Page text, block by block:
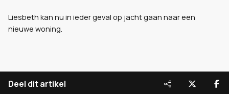
Liesbeth kan nu in ieder geval op jacht gaan naar een
nieuwe woning.
Deel dit artikel